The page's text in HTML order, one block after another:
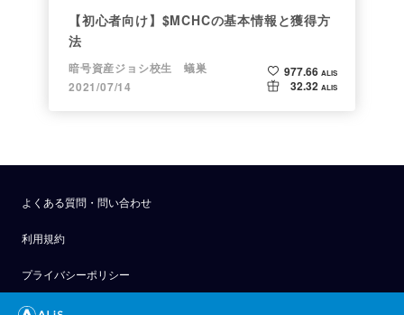
【初心者向け】$MCHCの基本情報と獲得方
法
暗号資産ジョシ校生 蟻巣
2021/07/14
977.66 ALIS
32.32 ALIS
よくある質問・問い合わせ
利用規約
プライバシーポリシー
公式アナウンス